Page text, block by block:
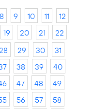
8 9 10 11
12
19 20 21
22
28 29 30
31
38 39
40
47 48
49
56 57
58